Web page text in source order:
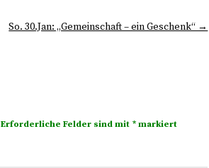
So. 30.Jan: „Gemeinschaft – ein Geschenk“ →
Erforderliche Felder sind mit * markiert